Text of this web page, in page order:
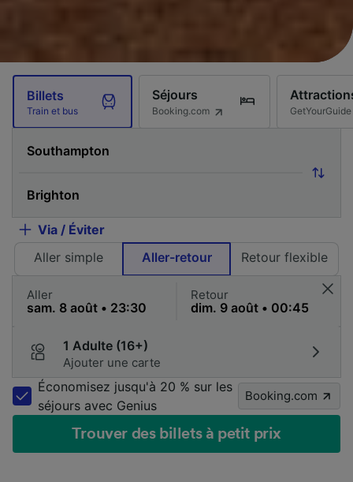
Billets
Train et bus
Séjours
Booking.com GetYourGuide
Via / Éviter
Aller simple
Aller-retour Retour flexible
Aller Retour
1 Adulte (16+)
Ajouter une carte
Économisez jusqu'à 20 % sur les
séjours avec Genius
Booking.com
Trouver des billets à petit prix